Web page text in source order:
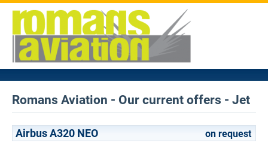
Romans Aviation - Our current offers - Jet
Airbus A320 NEO on request